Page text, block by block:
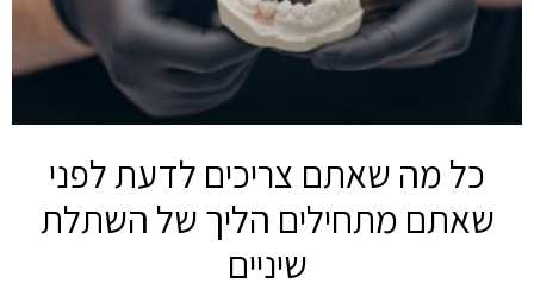
כל מה שאתם צריכים לדעת לפני
שאתם מתחילים הליך של השתלת
שיניים